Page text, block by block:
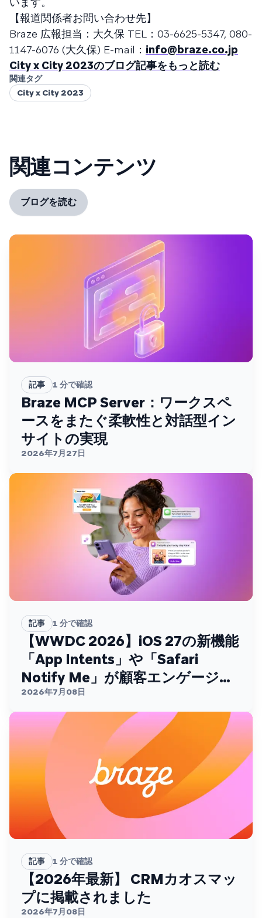
【報道関係者お問い合わせ先】
Braze 広報担当：大久保 TEL：03-6625-5347, 080-
1147-6076 (大久保) E-mail： info@braze.co.jp
City x City 2023のブログ記事をもっと読む
関連タグ
City x City 2023
関連コンテンツ
ブログを読む
記事 1 分で確認
Braze MCP Server：ワークスペ
ースをまたぐ柔軟性と対話型イン
サイトの実現
2026年7月27日
記事 1 分で確認
【WWDC 2026】iOS 27の新機能
「App Intents」や「Safari
Notify Me」が顧客エンゲージメ
ントを変える
2026年7月08日
記事 1 分で確認
【2026年最新】 CRMカオスマッ
プに掲載されました
2026年7月08日